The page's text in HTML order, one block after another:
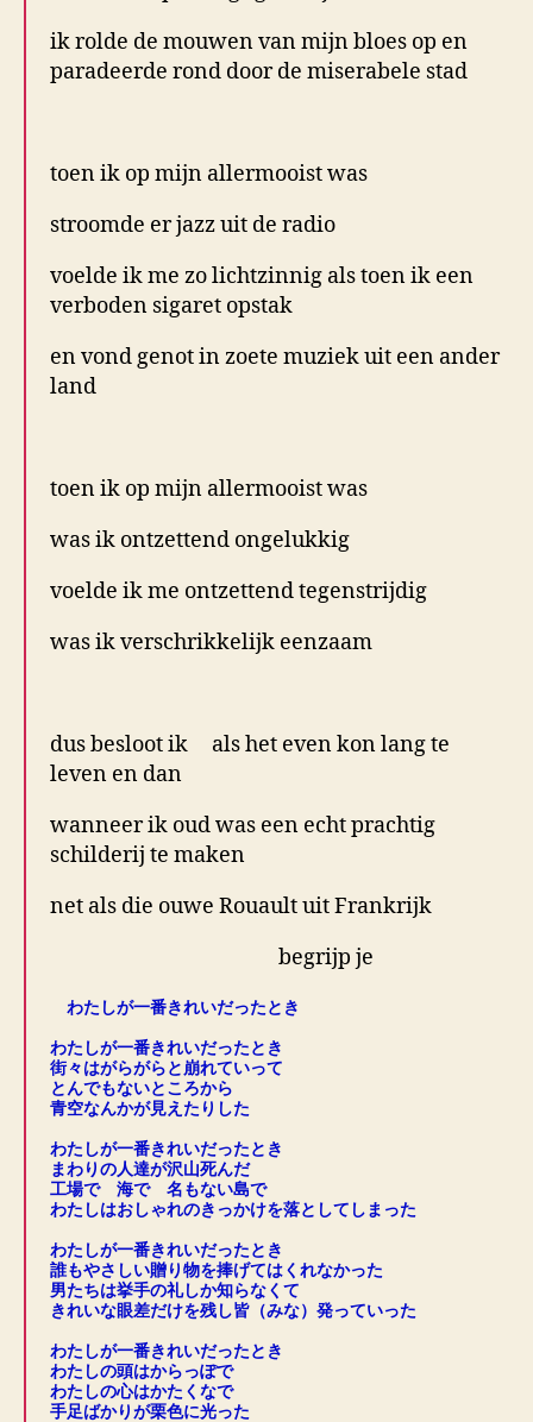
ik rolde de mouwen van mijn bloes op en
paradeerde rond door de miserabele stad
toen ik op mijn allermooist was
stroomde er jazz uit de radio
voelde ik me zo lichtzinnig als toen ik een
verboden sigaret opstak
en vond genot in zoete muziek uit een ander
land
toen ik op mijn allermooist was
was ik ontzettend ongelukkig
voelde ik me ontzettend tegenstrijdig
was ik verschrikkelijk eenzaam
dus besloot ik als het even kon lang te
leven en dan
wanneer ik oud was een echt prachtig
schilderij te maken
net als die ouwe Rouault uit Frankrijk
begrijp je
わたしが一番きれいだったとき
わたしが一番きれいだったとき
街々はがらがらと崩れていって
とんでもないところから
青空なんかが見えたりした
わたしが一番きれいだったとき
まわりの人達が沢山死んだ
工場で 海で 名もない島で
わたしはおしゃれのきっかけを落としてしまった
わたしが一番きれいだったとき
誰もやさしい贈り物を捧げてはくれなかった
男たちは挙手の礼しか知らなくて
きれいな眼差だけを残し皆（みな）発っていった
わたしが一番きれいだったとき
わたしの頭はからっぽで
わたしの心はかたくなで
手足ばかりが栗色に光った